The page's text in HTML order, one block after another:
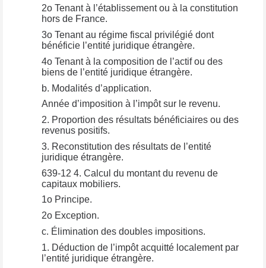
2o Tenant à l’établissement ou à la constitution
hors de France.
3o Tenant au régime fiscal privilégié dont
bénéficie l’entité juridique étrangère.
4o Tenant à la composition de l’actif ou des
biens de l’entité juridique étrangère.
b. Modalités d’application.
Année d’imposition à l’impôt sur le revenu.
2. Proportion des résultats bénéficiaires ou des
revenus positifs.
3. Reconstitution des résultats de l’entité
juridique étrangère.
639-12 4. Calcul du montant du revenu de
capitaux mobiliers.
1o Principe.
2o Exception.
c. Élimination des doubles impositions.
1. Déduction de l’impôt acquitté localement par
l’entité juridique étrangère.